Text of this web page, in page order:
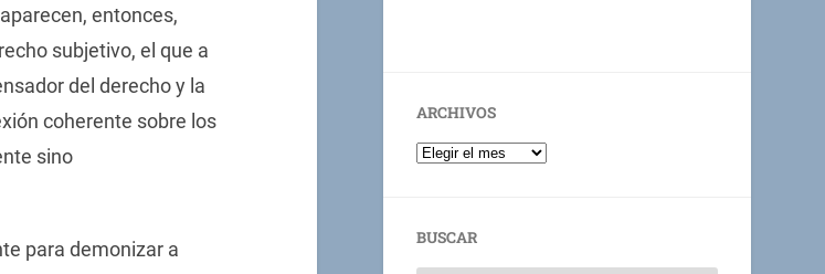
entonces,
subjetivo, el que a
del derecho y la
coherente sobre los
sino
para demonizar a
ARCHIVOS
BUSCAR